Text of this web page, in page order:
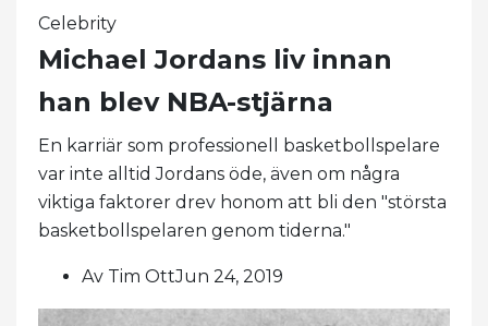
Celebrity
Michael Jordans liv innan
han blev NBA-stjärna
En karriär som professionell basketbollspelare
var inte alltid Jordans öde, även om några
viktiga faktorer drev honom att bli den "största
basketbollspelaren genom tiderna."
Av Tim OttJun 24, 2019